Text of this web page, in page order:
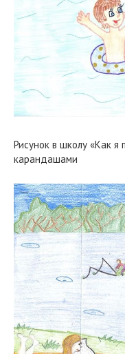
Рисунок в школу «Как я
карандашами